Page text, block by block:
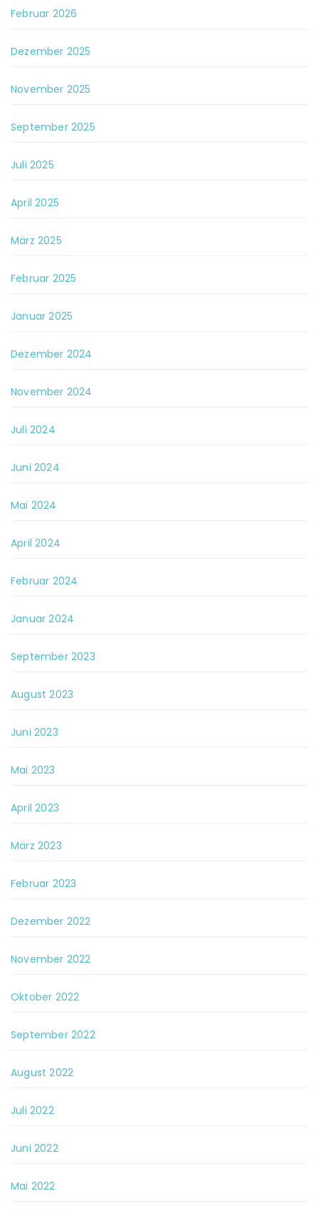
Februar 2026
Dezember 2025
November 2025
September 2025
Juli 2025
April 2025
März 2025
Februar 2025
Januar 2025
Dezember 2024
November 2024
Juli 2024
Juni 2024
Mai 2024
April 2024
Februar 2024
Januar 2024
September 2023
August 2023
Juni 2023
Mai 2023
April 2023
März 2023
Februar 2023
Dezember 2022
November 2022
Oktober 2022
September 2022
August 2022
Juli 2022
Juni 2022
Mai 2022